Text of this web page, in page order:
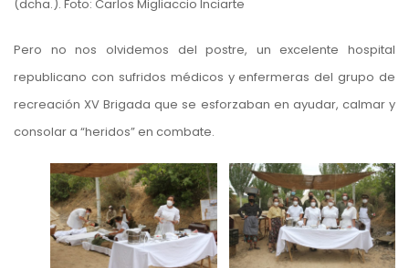
(dcha.). Foto: Carlos Migliaccio Inciarte
Pero no nos olvidemos del postre, un excelente hospital
republicano con sufridos médicos y enfermeras del grupo de
recreación XV Brigada que se esforzaban en ayudar, calmar y
consolar a “heridos” en combate.